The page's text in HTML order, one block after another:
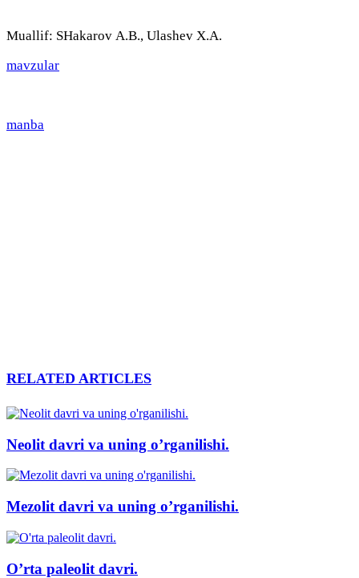
Muallif: SHаkаrоv А.B., Ulаshev X.А.
mavzular
manba
RELATED ARTICLES
Neolit davri va uning o’rganilishi.
Mezolit davri va uning o’rganilishi.
O’rta paleolit davri.